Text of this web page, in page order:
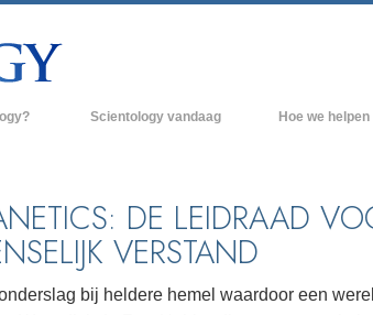
over
scientoloog
Scientology vandaag
Hogere Organisaties
Hoe we helpen
DE LEIDRAAD
VERSTAND
bij heldere hemel waardoor een